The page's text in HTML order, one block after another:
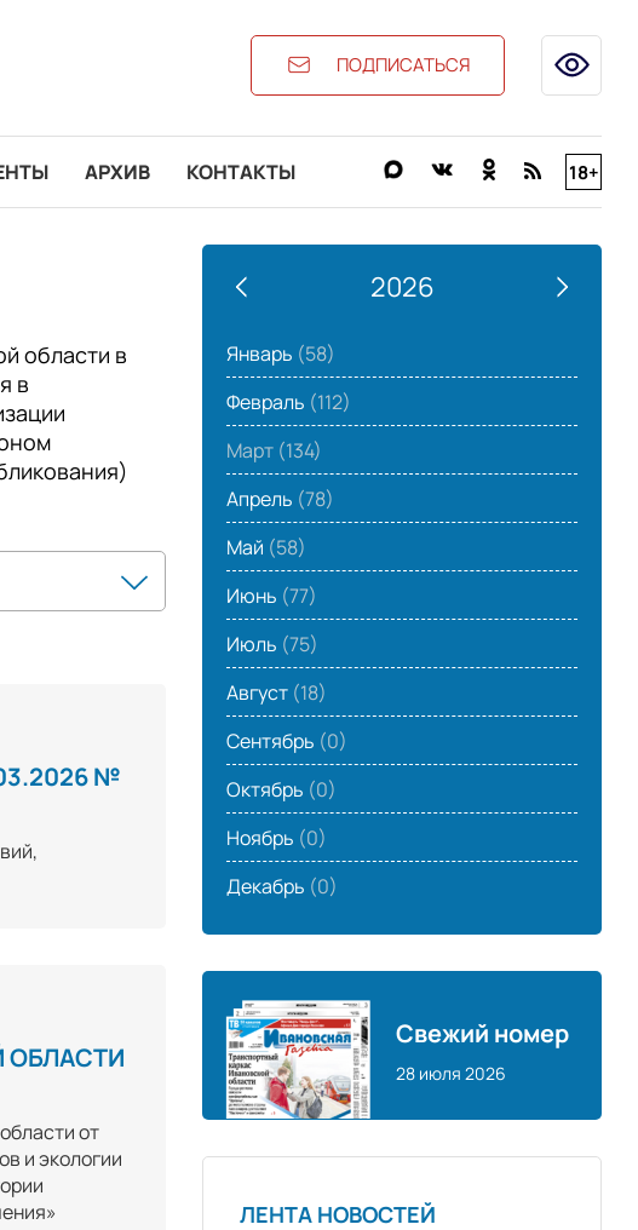
ПОДПИСАТЬСЯ
АРХИВ КОНТАКТЫ 18+
области в
в
№
ОБЛАСТИ
от
и экологии
2026
Январь (58)
Февраль (112)
Март (134)
Апрель (78)
Май (58)
Июнь (77)
Июль (75)
Август (18)
Сентябрь (0)
Октябрь (0)
Ноябрь (0)
Декабрь (0)
Свежий номер
28 июля 2026
ЛЕНТА НОВОСТЕЙ